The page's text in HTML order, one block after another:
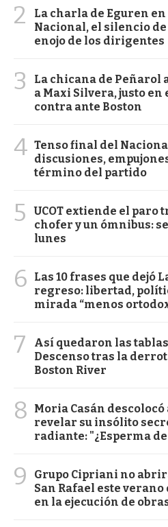
2
La charla de Eguren
Nacional, el silencio
enojo de los dirigentes
3
La chicana de Peñarol
a Maxi Silvera, justo en
contra ante Boston
4 Tenso final del
discusiones,
término del partido
5
UCOT extiende el paro
chofer y un ómnibus:
lunes
6
Las 10 frases que dejó
regreso: libertad,
mirada “menos
7
Así quedaron las
Descenso tras la
Boston River
8
Moria Casán
revelar su insólito
radiante: "¿Esperma de
9
Grupo Cipriani no
San Rafael este
en la ejecución de